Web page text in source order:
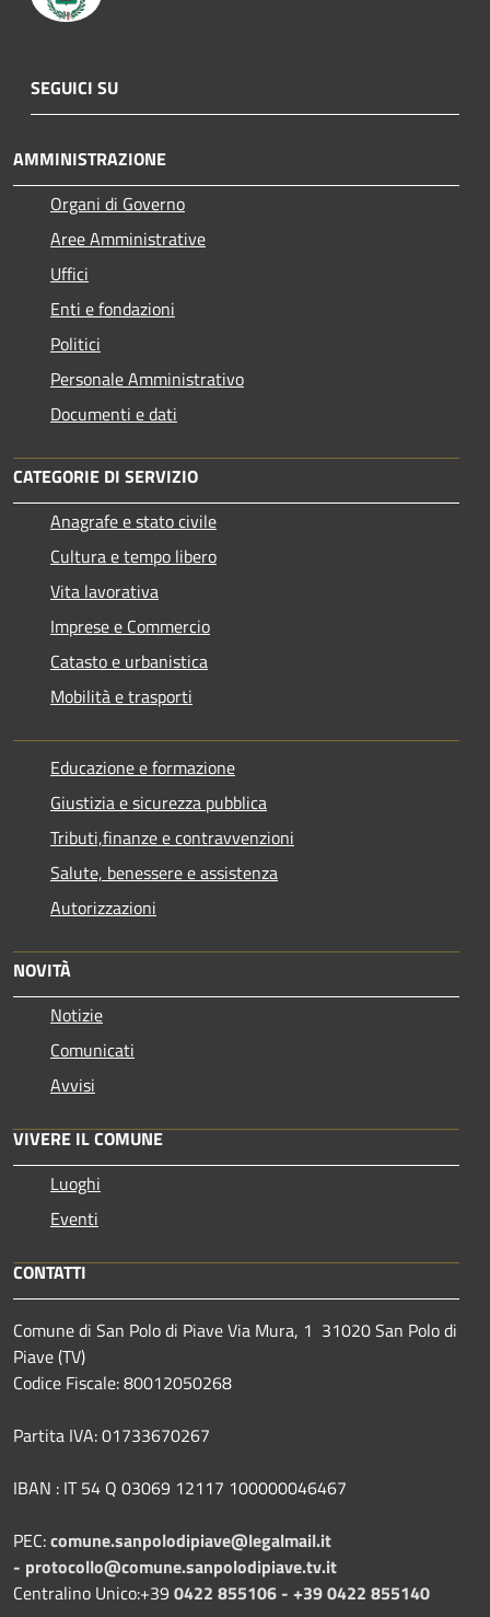
SEGUICI SU
AMMINISTRAZIONE
Organi di Governo
Aree Amministrative
Uffici
Enti e fondazioni
Politici
Personale Amministrativo
Documenti e dati
CATEGORIE DI SERVIZIO
Anagrafe e stato civile
Cultura e tempo libero
Vita lavorativa
Imprese e Commercio
Catasto e urbanistica
Mobilità e trasporti
Educazione e formazione
Giustizia e sicurezza pubblica
Tributi,finanze e contravvenzioni
Salute, benessere e assistenza
Autorizzazioni
NOVITÀ
Notizie
Comunicati
Avvisi
VIVERE IL COMUNE
Luoghi
Eventi
CONTATTI
Comune di San Polo di Piave Via Mura, 1 31020 San Polo di
Piave (TV)
Codice Fiscale: 80012050268
Partita IVA: 01733670267
IBAN : IT 54 Q 03069 12117 100000046467
PEC:comune.sanpolodipiave@legalmail.it
- protocollo@comune.sanpolodipiave.tv.it
Centralino Unico:+39 0422 855106 - +39 0422 855140